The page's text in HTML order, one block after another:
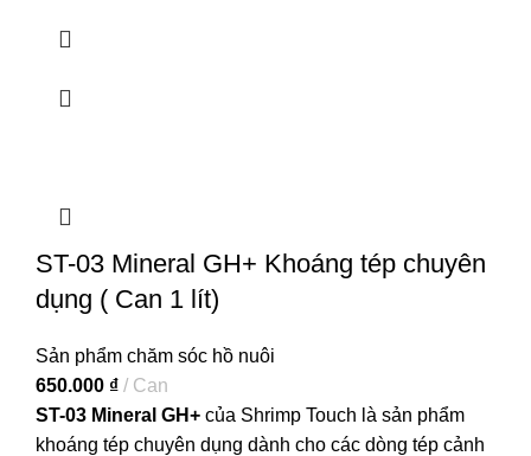
ST-03 Mineral GH+ Khoáng tép chuyên
dụng ( Can 1 lít)
Sản phẩm chăm sóc hồ nuôi
650.000 ₫
Can
ST-03 Mineral GH+ của Shrimp Touch là sản phẩm
khoáng tép chuyên dụng dành cho các dòng tép cảnh